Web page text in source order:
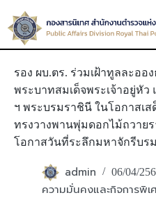
to
content
รอง ผบ.ตร. ร่วมเฝ้าทูลละออ
พระบาทสมเด็จพระเจ้าอยู่หัว
ฯ พระบรมราชินี ในโอกาสเส
ทรงวางพานพุ่มดอกไม้ถวาย
โอกาสวันที่ระลึกมหาจักรีบร
admin 06/04/
ความมั่นคงและกิจการพิเ